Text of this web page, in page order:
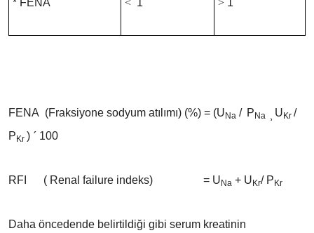
FENA (Fraksiyone sodyum atılımı) (%) = (UNa / PNa UKr /
PKr ) ´ 100
RFI ( Renal failure indeks) = UNa + UKr/ PKr
Daha öncedende belirtildiği gibi serum kreatinin